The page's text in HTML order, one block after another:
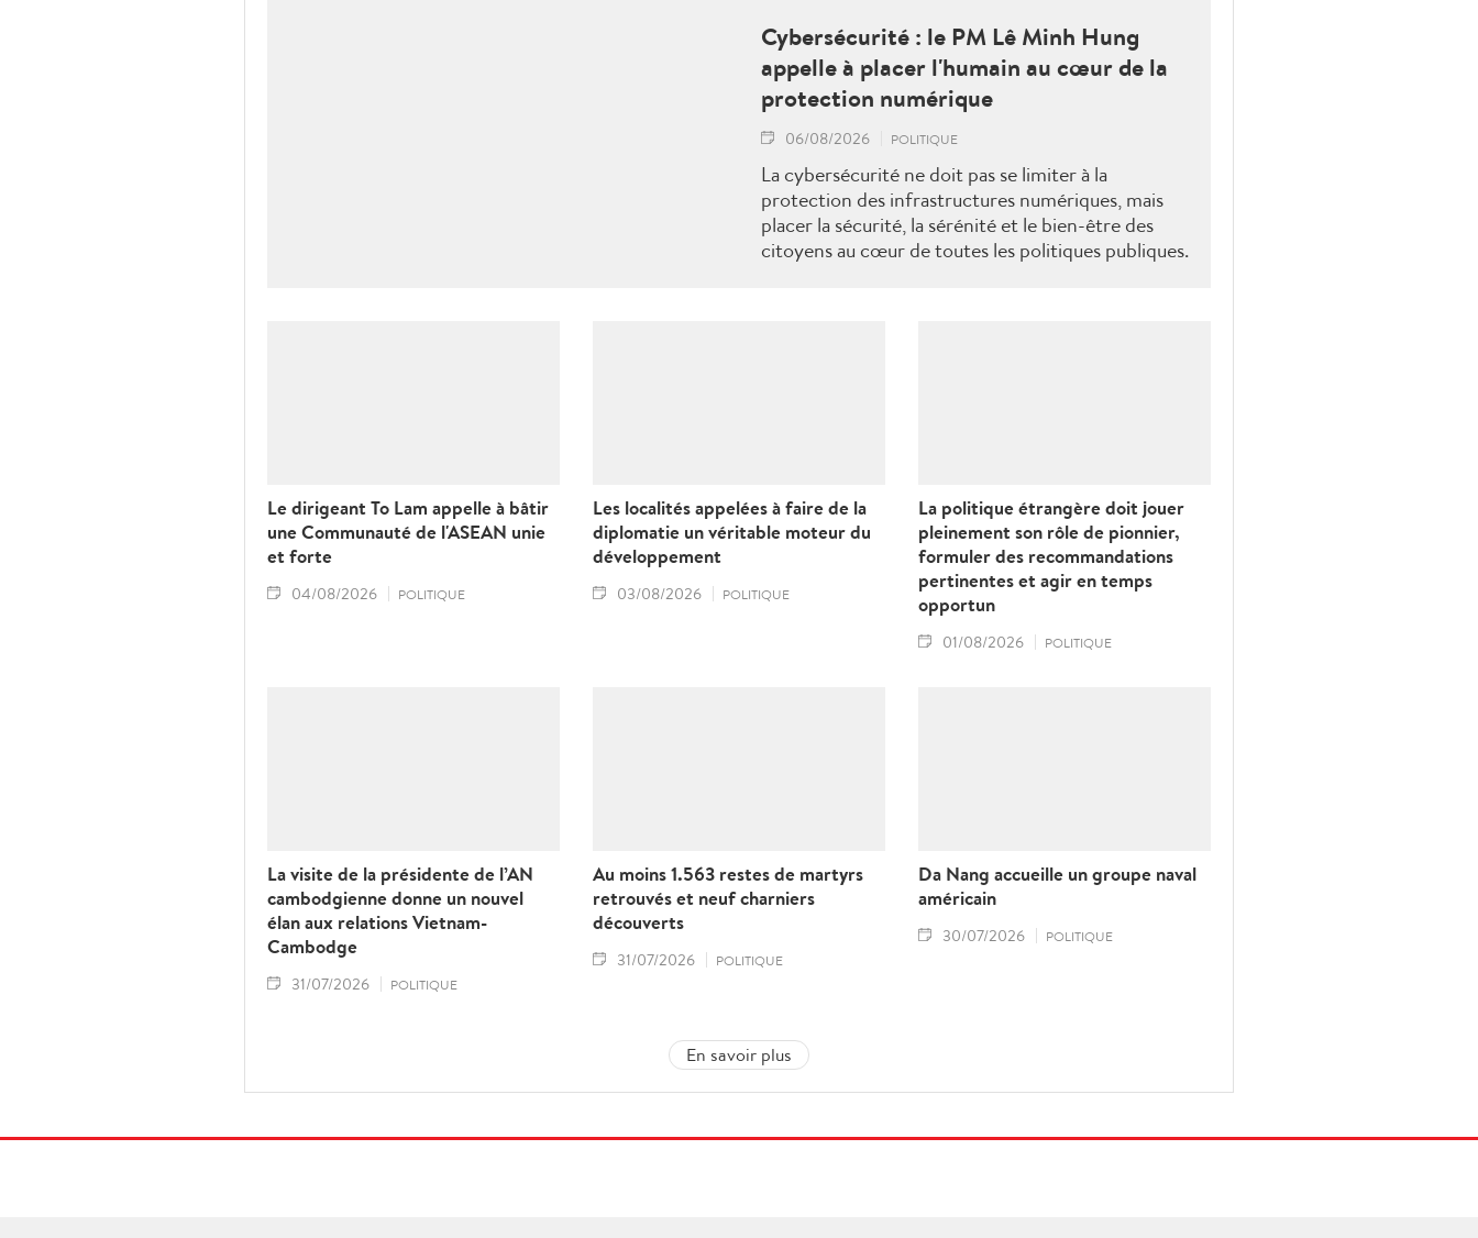
Cybersécurité : le PM Lê Minh Hung
appelle à placer l'humain au cœur de la
protection numérique
06/08/2026 POLITIQUE
La cybersécurité ne doit pas se limiter à la
protection des infrastructures numériques, mais
placer la sécurité, la sérénité et le bien-être des
citoyens au cœur de toutes les politiques publiques.
Le dirigeant To Lam appelle à bâtir
une Communauté de l'ASEAN unie
et forte
04/08/2026 POLITIQUE
Les localités appelées à faire de la
diplomatie un véritable moteur du
développement
03/08/2026 POLITIQUE
La politique étrangère doit jouer
pleinement son rôle de pionnier,
formuler des recommandations
pertinentes et agir en temps
opportun
01/08/2026 POLITIQUE
La visite de la présidente de l’AN
cambodgienne donne un nouvel
élan aux relations Vietnam-
Cambodge
31/07/2026 POLITIQUE
Au moins 1.563 restes de martyrs
retrouvés et neuf charniers
découverts
31/07/2026 POLITIQUE
Da Nang accueille un groupe naval
américain
30/07/2026 POLITIQUE
En savoir plus